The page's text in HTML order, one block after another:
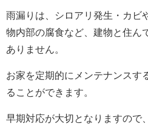
雨漏りは、シロアリ発生・カビ
物内部の腐食など、建物と住ん
ありません。
お家を定期的にメンテナンスす
ることができます。
早期対応が大切となりますので